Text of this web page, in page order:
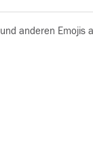
anderen Emojis